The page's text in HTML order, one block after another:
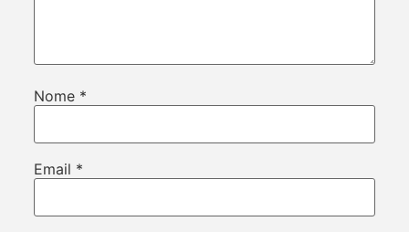
Nome *
Email *